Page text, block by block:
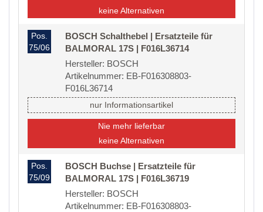
keine Alternativen
Pos.
75/06
BOSCH Schalthebel | Ersatzteile für
BALMORAL 17S | F016L36714
Hersteller: BOSCH
Artikelnummer: EB-F016308803-
F016L36714
nur Informationsartikel
Nie mehr lieferbar
keine Alternativen
Pos.
75/09
BOSCH Buchse | Ersatzteile für
BALMORAL 17S | F016L36719
Hersteller: BOSCH
Artikelnummer: EB-F016308803-